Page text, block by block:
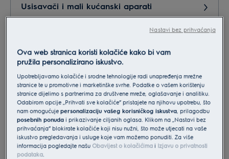
Usisavači i mali kućanski aparati
Servis, reklamacije, postprodaja
Suradnja - partneri
Narudžba dodatne opreme i pribora
Ova web stranica koristi kolačiće kako bi vam
pružila personalizirano iskustvo.
Upotrebljavamo kolačiće i srodne tehnologije radi unapređenja mrežne
stranice te u promotivne i marketinške svrhe. Podatke o vašem korištenju
stranice dijelimo s partnerima za društvene mreže, oglašavanje i analitiku.
Odabirom opcije „Prihvati sve kolačiće” pristajete na njihovu upotrebu, što
nam omogućujepersonalizaciju vašeg korisničkog iskustva, prilagodbu
posebnih ponuda i prikazivanje ciljanih oglasa. Klikom na „Nastavi bez
prihvaćanja” blokirate kolačiće koji nisu nužni, što može utjecati na vaše
iskustvo pregledavanja i usluge koje vam možemo ponuditi. Za više
informacija pogledajte našu Obavijest o kolačićima i Izjavu o privatnosti
podataka.
Nastavi bez prihvaćanja